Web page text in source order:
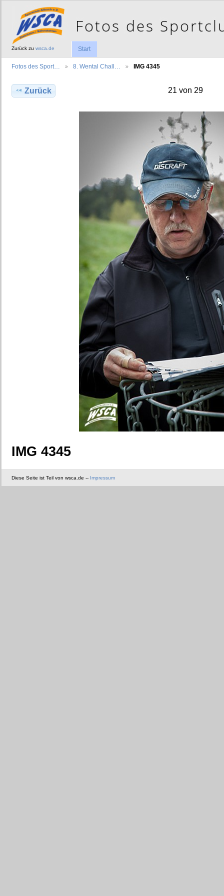
Zurück zu wsca.de Start
Fotos des Sport… 8. Wental Chall… IMG 4345
Zurück 21 von 29
IMG 4345
Diese Seite ist Teil von wsca.de -- Impressum